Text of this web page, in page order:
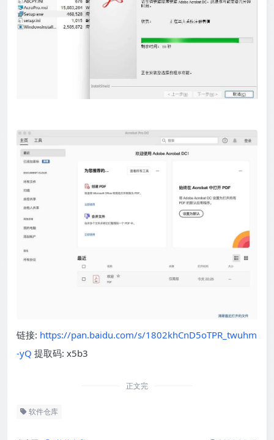
链接: https://pan.baidu.com/s/1802khCnD5oTPR_twuhm
-yQ 提取码: x5b3
正文完
软件仓库